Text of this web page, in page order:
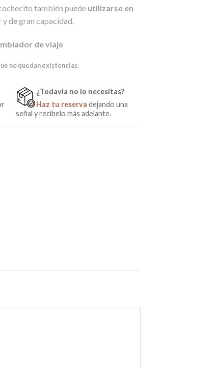
también puede utilizarse en
y de gran capacidad.
de viaje
no quedan existencias.
¿Todavía no lo necesitas?
Haz tu reserva dejando una
señal y recíbelo más adelante.